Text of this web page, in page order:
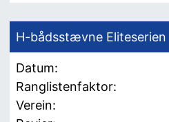
H-bådsstævne Eliteserien
Datum:
Ranglistenfaktor:
Verein: